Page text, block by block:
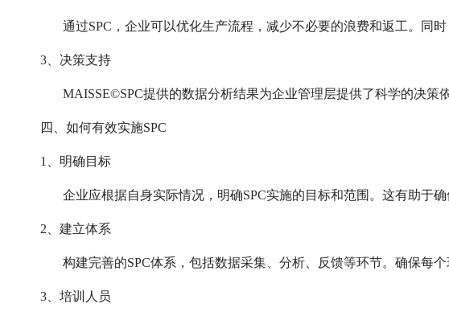
通过SPC，企业可以优化生产流程，减少不必要的浪费和返工。同
3、决策支持
MAISSE©SPC提供的数据分析结果为企业管理层提供了科学的决策
四、如何有效实施SPC
1、明确目标
企业应根据自身实际情况，明确SPC实施的目标和范围。这有助于确
2、建立体系
构建完善的SPC体系，包括数据采集、分析、反馈等环节。确保每
3、培训人员